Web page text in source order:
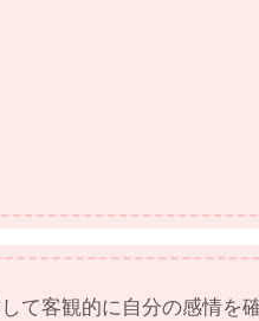
て客観的に自分の感情を